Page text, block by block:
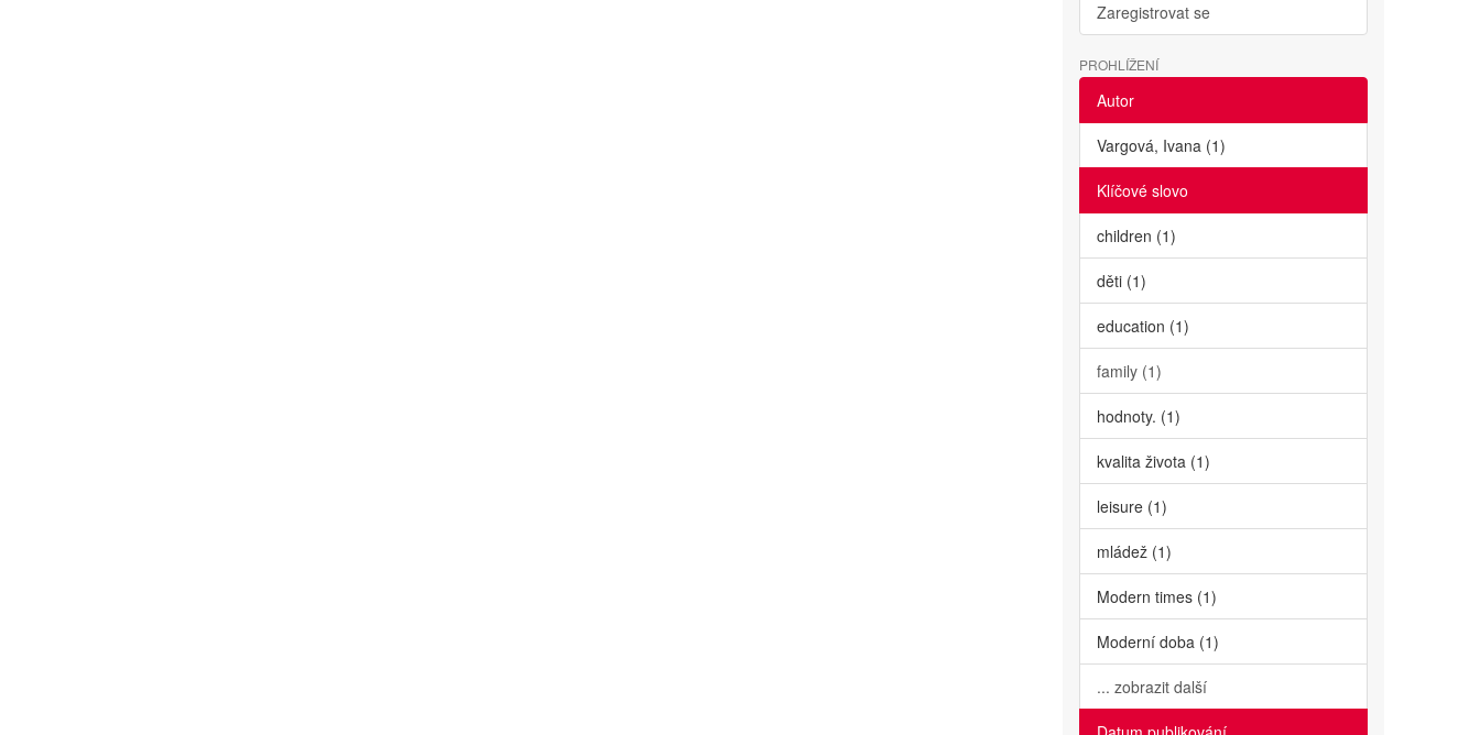
Zaregistrovat se
PROHLÍŽENÍ
Autor
Vargová, Ivana (1)
Klíčové slovo
children (1)
děti (1)
education (1)
family (1)
hodnoty. (1)
kvalita života (1)
leisure (1)
mládež (1)
Modern times (1)
Moderní doba (1)
... zobrazit další